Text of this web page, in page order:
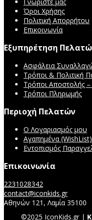
Όροι Χρήσης
Πολιτική Απορρήτου
Επικοινωνία
Εξυπηρέτηση
Ασφάλεια
Τρόποι & Πολιτική
Τρόποι Αποστολής
Τρόποι Πληρωμής
Περιοχή Πελατών
Ο Λογαριασμός μου
Αγαπημένα (WishList)
Εντοπισμός
Επικοινωνία
2231028342
contact@iconkids.gr
Αθηνών 121, Λαμία 35100
©2025 IconKids.gr |